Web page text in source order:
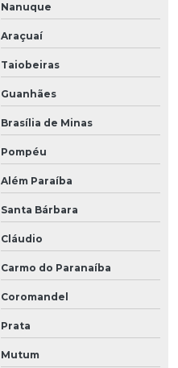
Nanuque
Araçuaí
Taiobeiras
Guanhães
Brasília de Minas
Pompéu
Além Paraíba
Santa Bárbara
Cláudio
Carmo do Paranaíba
Coromandel
Prata
Mutum